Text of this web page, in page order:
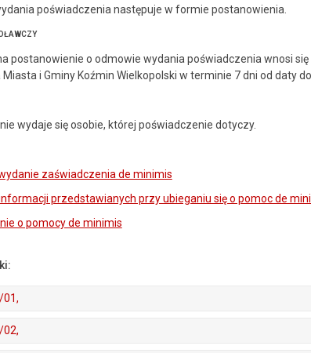
poświadczenia następuje w formie postanowienia.
postanowienie o odmowie wydania poświadczenia wnosi
i Gminy Koźmin Wielkopolski w terminie 7 dni od daty
wydaje się osobie, której poświadczenie dotyczy.
zaświadczenia de minimis
przedstawianych przy ubieganiu się o pomoc de
o pomocy de minimis
01,
02,